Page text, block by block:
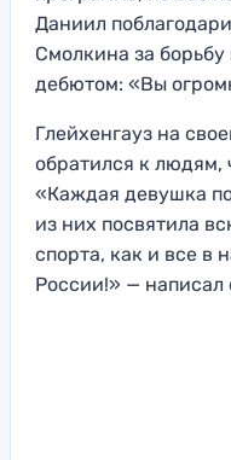
Даниил
Смолкина за
дебютом: «Вы
Глейхенгауз на
обратился к людям,
«Каждая девушка
из них посвятила
спорта, как и все в
России!» — написал